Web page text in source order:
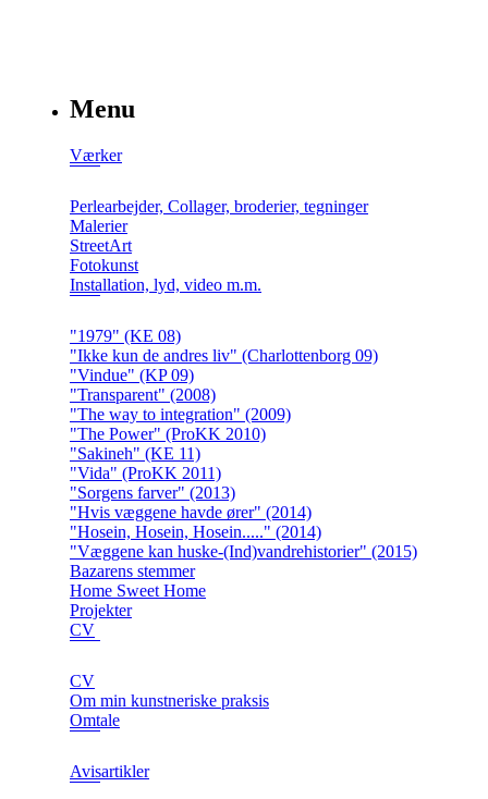
Menu
Værker
Perlearbejder, Collager, broderier, tegninger
Malerier
StreetArt
Fotokunst
Installation, lyd, video m.m.
"1979" (KE 08)
"Ikke kun de andres liv" (Charlottenborg 09)
"Vindue" (KP 09)
"Transparent" (2008)
"The way to integration" (2009)
"The Power" (ProKK 2010)
"Sakineh" (KE 11)
"Vida" (ProKK 2011)
"Sorgens farver" (2013)
"Hvis væggene havde ører" (2014)
"Hosein, Hosein, Hosein....." (2014)
"Væggene kan huske-(Ind)vandrehistorier" (2015)
Bazarens stemmer
Home Sweet Home
Projekter
CV
CV
Om min kunstneriske praksis
Omtale
Avisartikler